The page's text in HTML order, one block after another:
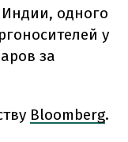
Индии, одного
у
за
Bloomberg.